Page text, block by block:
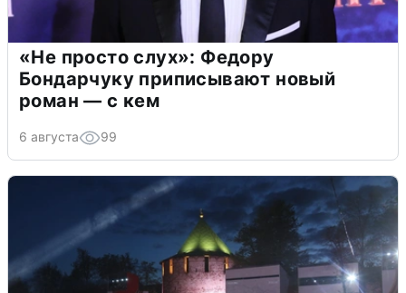
«Не просто слух»: Федору
Бондарчуку приписывают новый
роман — с кем
6 августа 99